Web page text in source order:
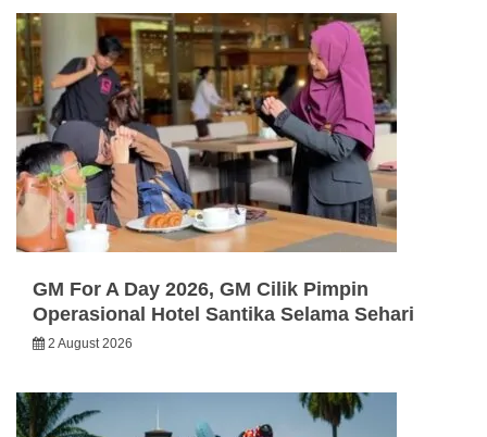
GM For A Day 2026, GM Cilik Pimpin
Operasional Hotel Santika Selama Sehari
2 August 2026